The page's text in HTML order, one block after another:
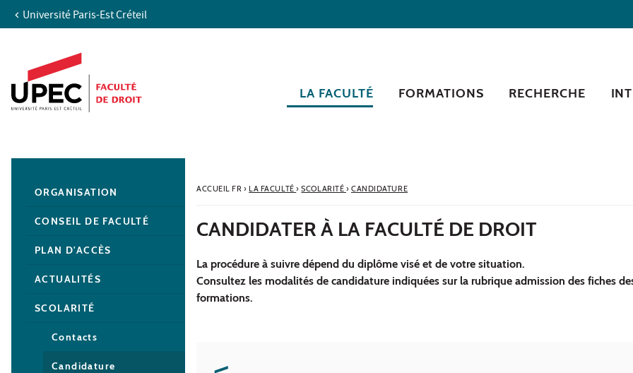
Aller au contenu
Accès directs
Recherche
Navigation secondaire
Université Paris-Est Créteil
LA FACULTÉ FORMATIONS RECHERCHE
ACCUEIL FR› LA FACULTÉ› SCOLARITÉ › CANDIDATURE
CANDIDATER À LA FACULTÉ DE DROIT
La procédure à suivre dépend du diplôme visé et de votre situation.
Consultez les modalités de candidature indiquées sur la rubrique admission des fiches
formations.
ORGANISATION
CONSEIL DE FACULTÉ
PLAN D'ACCÈS
ACTUALITÉS
SCOLARITÉ
Contacts
Candidature